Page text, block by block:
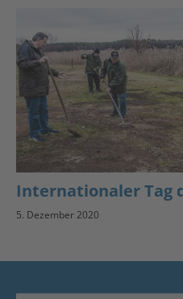
Internationaler Tag
5. Dezember 2020